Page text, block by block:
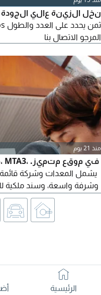
نخل الزينة عالي
المرجو الاتصال بنا
منذ 21 يوم
يشمل المعدات وشركة
وشرفة واسعة، وسند ملكية
لمزيد من المعلومات،
الرئيسية